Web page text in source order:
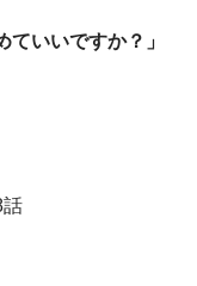
いいですか？」